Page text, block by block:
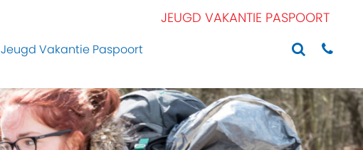
JEUGD VAKANTIE PASPOORT
Jeugd Vakantie Paspoort